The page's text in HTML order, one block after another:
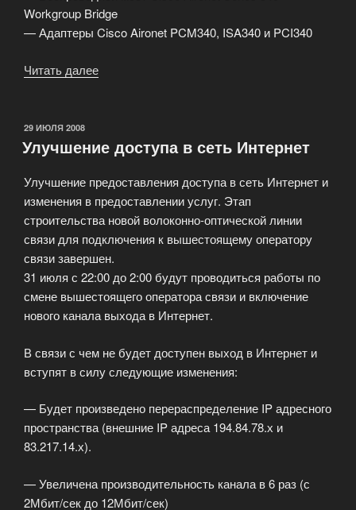
Workgroup Bridge
— Адаптеры Cisco Aironet PCM340, ISA340 и PCI340
Читать далее
Series»
ОПУБЛИКОВАНО
29 ИЮЛЯ 2008
Улучшение доступа в сеть Интернет
Улучшение предоставления доступа в сеть Интернет и
изменения в предоставлении услуг. Этап
строительства новой волоконно-оптической линии
связи для подключения к вышестоящему оператору
связи завершен.
31 июля с 22:00 до 2:00 будут проводиться работы по
смене вышестоящего оператора связи и включение
нового канала выхода в Интернет.
В связи с чем не будет доступен выход в Интернет и
вступят в силу следующие изменения:
— Будет произведено перераспределение IP адресного
пространства (внешние IP адреса 194.84.78.х и
83.217.14.х).
— Увеличена производительность канала в 6 раз (с
2Мбит/сек до 12Мбит/сек)